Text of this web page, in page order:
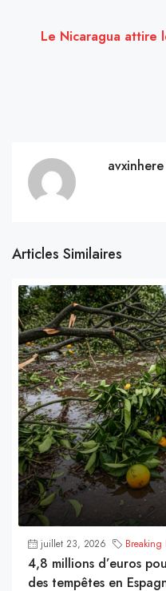
Le Nicaragua attire
avxinhere
Articles Similaires
juillet 23, 2026 Breaking
4,8 millions d’euros
des tempêtes en